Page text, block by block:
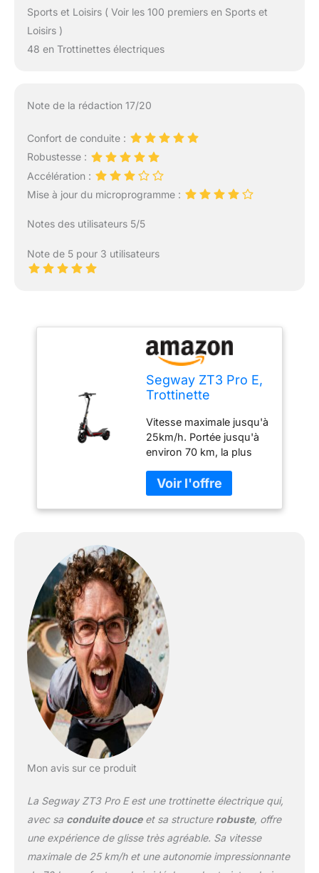
Sports et Loisirs ( Voir les 100 premiers en Sports et
Loisirs )
48 en Trottinettes électriques
Note de la rédaction 17/20
Confort de conduite :
Robustesse :
Accélération :
Mise à jour du microprogramme :
Notes des utilisateurs 5/5
Note de 5 pour 3 utilisateurs
Segway ZT3 Pro E,
Trottinette
maximale de 25
km/h, Autonomie de
70 km, Double
système de
freinage
Vitesse maximale jusqu'à
25km/h. Portée jusqu'à
environ 70 km, la plus
Batterie 597 Wh. Moteur :
1600 W de puissance
max. Jusqu'à 25%
déplacements en toute
sécurité. Pneus tubeless
tout-terrain de 11
pouces. Double
suspension télescopique
à l'avant et suspension à
ressort à l'arrière. Deux
freins à disques. Segride
- Système d'amélioration
de la stabilité. Poids : 29
kg. Poids max du
Mon avis sur ce produit
La Segway ZT3 Pro E est une trottinette électrique qui,
avec sa conduite douceet sa structure robuste, offre
une expérience de glisse très agréable. Sa vitesse
maximale de 25 km/h et une autonomie impressionnante